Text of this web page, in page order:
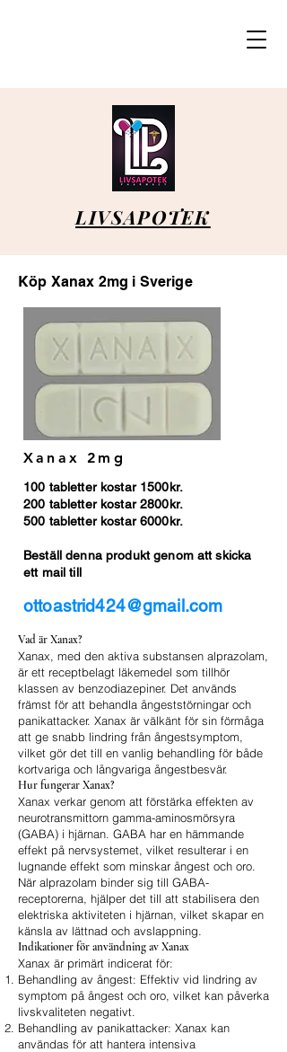
LIVSAPOTEK
Köp Xanax 2mg i Sverige
Xanax 2mg
100 tabletter kostar 1500kr.
200 tabletter kostar 2800kr.
500 tabletter kostar 6000kr.
Beställ denna produkt genom att skicka
ett mail till
ottoastrid424@gmail.com
Vad är Xanax?
Xanax, med den aktiva substansen alprazolam,
är ett receptbelagt läkemedel som tillhör
klassen av benzodiazepiner. Det används
främst för att behandla ångeststörningar och
panikattacker. Xanax är välkänt för sin förmåga
att ge snabb lindring från ångestsymptom,
vilket gör det till en vanlig behandling för både
kortvariga och långvariga ångestbesvär.
Hur fungerar Xanax?
Xanax verkar genom att förstärka effekten av
neurotransmittorn gamma-aminosmörsyra
(GABA) i hjärnan. GABA har en hämmande
effekt på nervsystemet, vilket resulterar i en
lugnande effekt som minskar ångest och oro.
När alprazolam binder sig till GABA-
receptorerna, hjälper det till att stabilisera den
elektriska aktiviteten i hjärnan, vilket skapar en
känsla av lättnad och avslappning.
Indikationer för användning av Xanax
Xanax är primärt indicerat för:
Behandling av ångest: Effektiv vid lindring av
symptom på ångest och oro, vilket kan påverka
livskvaliteten negativt.
Behandling av panikattacker: Xanax kan
användas för att hantera intensiva